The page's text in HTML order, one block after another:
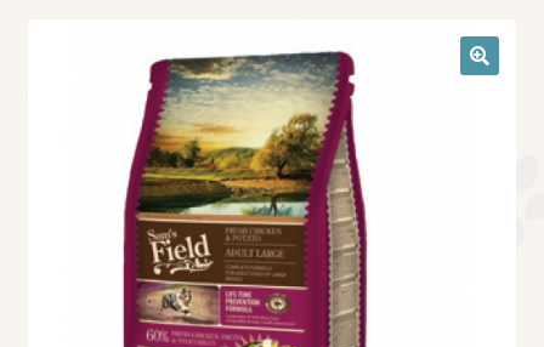
Κρεβατάκια
Τσάντες μεταφοράς
Επικοινωνία